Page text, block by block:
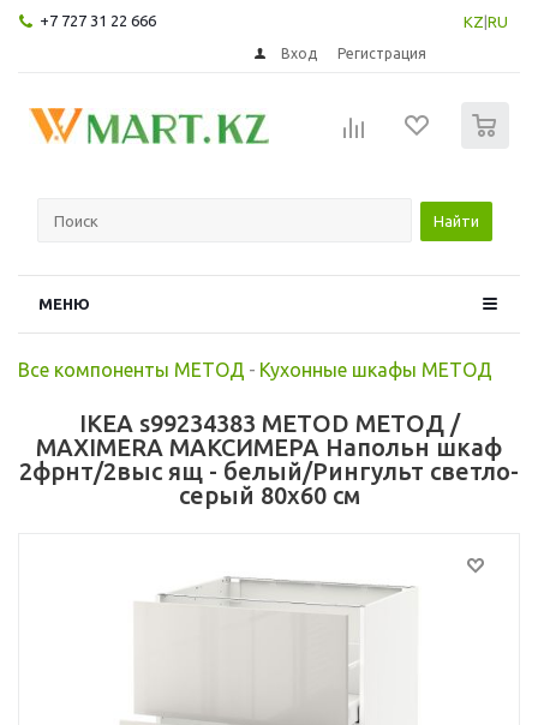
+7 727 31 22 666 KZ RU
Вход Регистрация
Найти
МЕНЮ
Все компоненты МЕТОД - Кухонные шкафы МЕТОД
IKEA s99234383 METOD МЕТОД /
MAXIMERA МАКСИМЕРА Напольн шкаф
2фрнт/2выс ящ - белый/Рингульт светло-
серый 80x60 см